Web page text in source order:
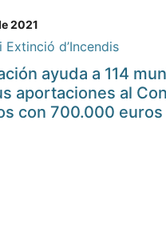
2021
Extinció d’Incendis
ayuda a 114
aportaciones al
con 700.000 euros